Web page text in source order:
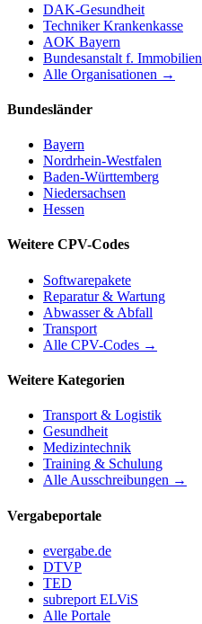
DAK-Gesundheit
Techniker Krankenkasse
AOK Bayern
Bundesanstalt f. Immobilien
Alle Organisationen →
Bundesländer
Bayern
Nordrhein-Westfalen
Baden-Württemberg
Niedersachsen
Hessen
Weitere CPV-Codes
Softwarepakete
Reparatur & Wartung
Abwasser & Abfall
Transport
Alle CPV-Codes →
Weitere Kategorien
Transport & Logistik
Gesundheit
Medizintechnik
Training & Schulung
Alle Ausschreibungen →
Vergabeportale
evergabe.de
DTVP
TED
subreport ELViS
Alle Portale